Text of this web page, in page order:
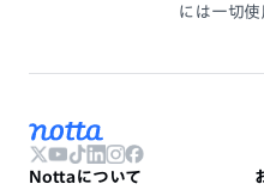
には一切使
Nottaについて